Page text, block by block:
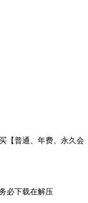
【普通、年费、永久会
必下载在解压